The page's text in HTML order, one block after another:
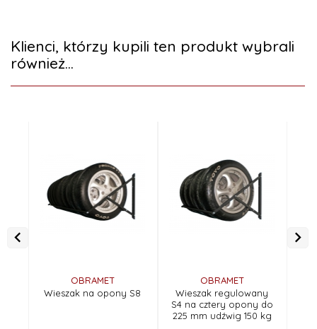
Klienci, którzy kupili ten produkt wybrali
również...
OBRAMET
Wieszak na opony S8
OBRAMET
Wieszak regulowany
S4 na cztery opony do
225 mm udźwig 150 kg